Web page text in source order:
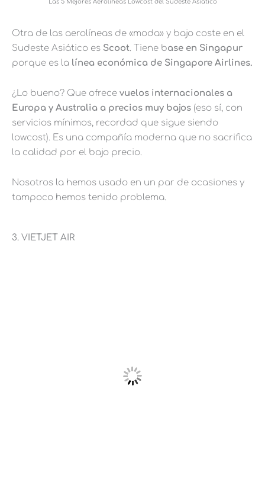
Las 5 Mejores Aerolíneas Lowcost del Sudeste Asiático
Otra de las aerolíneas de «moda» y bajo coste en el
Sudeste Asiático es Scoot. Tiene base en Singapur
porque es la línea económica de Singapore Airlines.
¿Lo bueno? Que ofrece vuelos internacionales a
Europa y Australia a precios muy bajos (eso sí, con
servicios mínimos, recordad que sigue siendo
lowcost). Es una compañía moderna que no sacrifica
la calidad por el bajo precio.
Nosotros la hemos usado en un par de ocasiones y
tampoco hemos tenido problema.
3. VIETJET AIR